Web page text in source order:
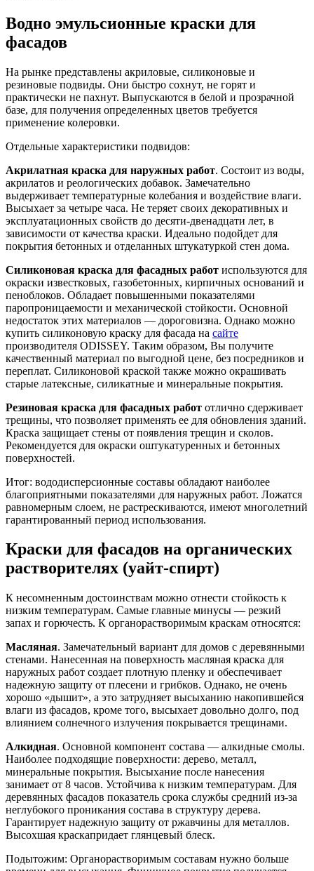
Водно эмульсионные краски для
фасадов
На рынке представлены акриловые, силиконовые и
резиновые подвиды. Они быстро сохнут, не горят и
практически не пахнут. Выпускаются в белой и прозрачной
базе, для получения определенных цветов требуется
применение колеровки.
Отдельные характеристики подвидов:
Акрилатная краска для наружных работ. Состоит из воды,
акрилатов и реологических добавок. Замечательно
выдерживает температурные колебания и воздействие влаги.
Высыхает за четыре часа. Не теряет своих декоративных и
эксплуатационных свойств до десяти-двенадцати лет, в
зависимости от качества краски. Идеально подойдет для
покрытия бетонных и отделанных штукатуркой стен дома.
Силиконовая краска для фасадных работ используются для
окраски известковых, газобетонных, кирпичных оснований и
пеноблоков. Обладает повышенными показателями
паропроницаемости и механической стойкости. Основной
недостаток этих материалов — дороговизна. Однако можно
купить силиконовую краску для фасада на сайте
производителя ODISSEY. Таким образом, Вы получите
качественный материал по выгодной цене, без посредников и
переплат. Силиконовой краской также можно окрашивать
старые латексные, силикатные и минеральные покрытия.
Резиновая краска для фасадных работ отлично сдерживает
трещины, что позволяет применять ее для обновления зданий.
Краска защищает стены от появления трещин и сколов.
Рекомендуется для окраски оштукатуренных и бетонных
поверхностей.
Итог: вододисперсионные составы обладают наиболее
благоприятными показателями для наружных работ. Ложатся
равномерным слоем, не растрескиваются, имеют многолетний
гарантированный период использования.
Краски для фасадов на органических
растворителях (уайт-спирт)
К несомненным достоинствам можно отнести стойкость к
низким температурам. Самые главные минусы — резкий
запах и горючесть. К органорастворимым краскам относятся:
Масляная. Замечательный вариант для домов с деревянными
стенами. Нанесенная на поверхность масляная краска для
наружных работ создает плотную пленку и обеспечивает
надежную защиту от плесени и грибков. Однако, не очень
хорошо «дышит», а это затрудняет высыханию накопившейся
влаги из фасадов, кроме того, высыхает довольно долго, под
влиянием солнечного излучения покрывается трещинами.
Алкидная. Основной компонент состава — алкидные смолы.
Наиболее подходящие поверхности: дерево, металл,
минеральные покрытия. Высыхание после нанесения
занимает от 8 часов. Устойчива к низким температурам. Для
деревянных фасадов показатель срока службы средний из-за
неглубокого проникания состава в структуру дерева.
Гарантирует надежную защиту от ржавчины для металлов.
Высохшая краскапридает глянцевый блеск.
Подытожим: Органорастворимым составам нужно больше